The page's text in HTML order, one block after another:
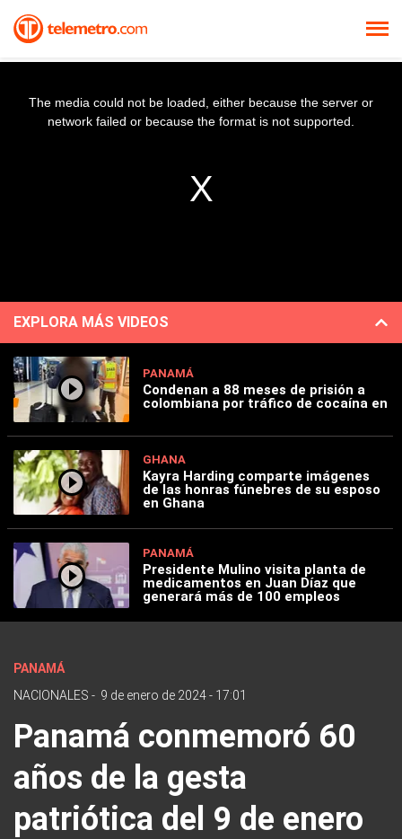
The media could not be loaded, either because the server or
network failed or because the format is not supported.
EXPLORA MÁS VIDEOS
PANAMÁ
Condenan a 88 meses de prisión a
colombiana por tráfico de cocaína en
GHANA
Kayra Harding comparte imágenes
de las honras fúnebres de su esposo
en Ghana
PANAMÁ
Presidente Mulino visita planta de
medicamentos en Juan Díaz que
generará más de 100 empleos
PANAMÁ
NACIONALES - 9 de enero de 2024 - 17:01
Panamá conmemoró 60
años de la gesta
patriótica del 9 de enero